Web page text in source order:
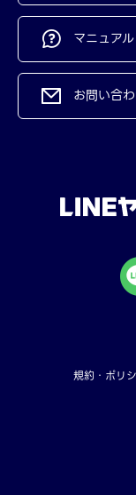
マニュア
お問い合
規約・ポリ